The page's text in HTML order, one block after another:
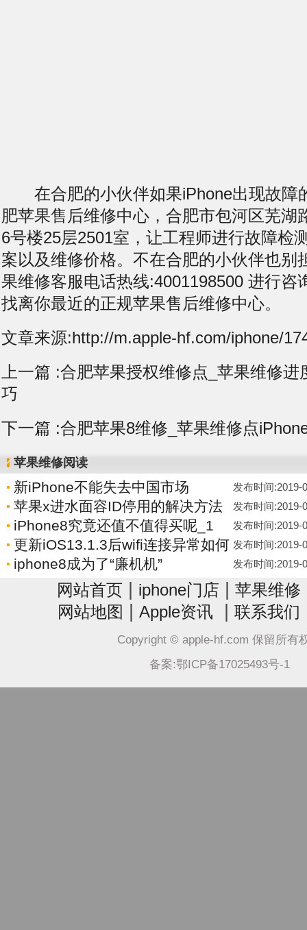
在合肥的小伙伴如果iPhone出现故障
肥苹果售后维修中心，合肥市包河区芜湖
6号楼25层2501室，让工程师进行故障检
案以及维修价格。不在合肥的小伙伴也别
果维修客服电话热线:4001198500 进行咨
找离你最近的正规苹果售后维修中心。
文章来源:http://m.apple-hf.com/iphone/
上一篇 :合肥苹果授权维修点_苹果维修进
巧
下一篇 :合肥苹果8维修_苹果维修点
苹果维修阅读
新iPhone不能失去中国市场 发布时间:2019-
苹果x进水面容ID停用的解决方法 发布时间:2019-
iPhone8究竟还值不值得买呢_1 发布时间:2019-
更新iOS13.1.3后wifi连接异常如何 发布时间:2019-
iphone8成为了“廉机机” 发布时间:2019-
网站首页 iphone门店 苹果维修
网站地图 Apple资讯 联系我们
Copyright © apple-hf.com 保留所有
备案:鄂ICP备17025493号-1